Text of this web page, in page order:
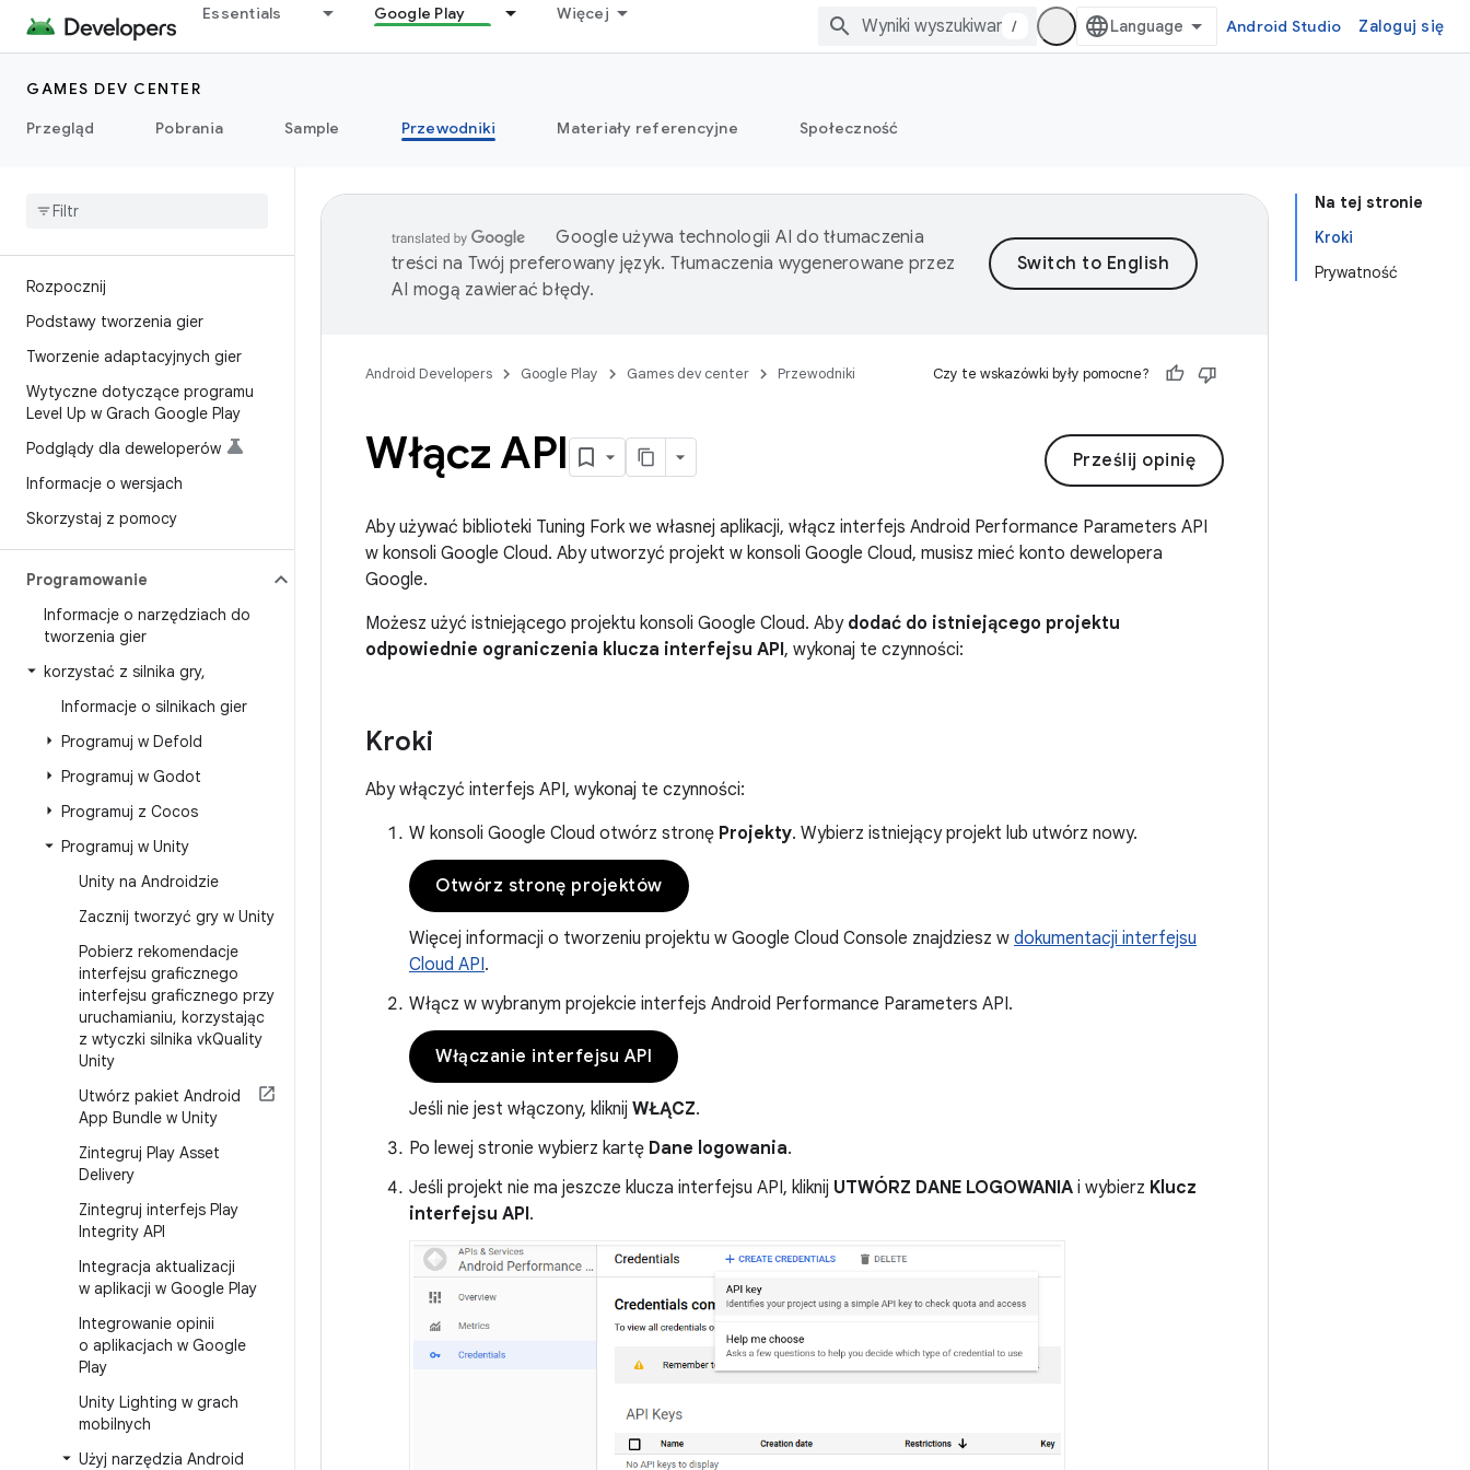
Essentials Google Play Więcej
/ Android Studio Zaloguj się
GAMES DEV CENTER
Przegląd
Pobrania Sample Przewodniki Materiały referencyjne Społeczność
Rozpocznij
Podstawy tworzenia gier
Tworzenie adaptacyjnych gier
Wytyczne dotyczące programu
Level Up w Grach Google Play
Podglądy dla deweloperów
Informacje o wersjach
Skorzystaj z pomocy
Programowanie
Informacje o narzędziach do
tworzenia gier
korzystać z silnika gry,
Informacje o silnikach gier
Programuj w Defold
Programuj w Godot
Programuj z Cocos
Programuj w Unity
Unity na Androidzie
Zacznij tworzyć gry w Unity
Pobierz rekomendacje
interfejsu graficznego
interfejsu graficznego przy
uruchamianiu, korzystając
z wtyczki silnika vkQuality
Unity
Utwórz pakiet Android
App Bundle w Unity
Zintegruj Play Asset
Delivery
Zintegruj interfejs Play
Integrity API
Integracja aktualizacji
w aplikacji w Google Play
Integrowanie opinii
o aplikacjach w Google
Play
Unity Lighting w grach
mobilnych
Użyj narzędzia Android
Na tej stronie
Kroki
Prywatność
Google używa technologii AI do tłumaczenia
treści na Twój preferowany język. Tłumaczenia wygenerowane przez
AI mogą zawierać błędy.
Android Developers Google Play Games dev center Przewodniki Czy te wskazówki były pomocne?
Prześlij opinię
Włącz API
Aby używać biblioteki Tuning Fork we własnej aplikacji, włącz interfejs Android Performance Parameters API
w konsoli Google Cloud. Aby utworzyć projekt w konsoli Google Cloud, musisz mieć konto dewelopera
Google.
Możesz użyć istniejącego projektu konsoli Google Cloud. Aby dodać do istniejącego projektu
odpowiednie ograniczenia klucza interfejsu API, wykonaj te czynności:
Kroki
Aby włączyć interfejs API, wykonaj te czynności:
W konsoli Google Cloud otwórz stronę Projekty. Wybierz istniejący projekt lub utwórz nowy.
Otwórz stronę projektów
Więcej informacji o tworzeniu projektu w Google Cloud Console znajdziesz w dokumentacji interfejsu
Cloud API.
Włącz w wybranym projekcie interfejs Android Performance Parameters API.
Włączanie interfejsu API
Jeśli nie jest włączony, kliknij WŁĄCZ.
Po lewej stronie wybierz kartę Dane logowania.
Jeśli projekt nie ma jeszcze klucza interfejsu API, kliknij UTWÓRZ DANE LOGOWANIA i wybierz Klucz
interfejsu API.